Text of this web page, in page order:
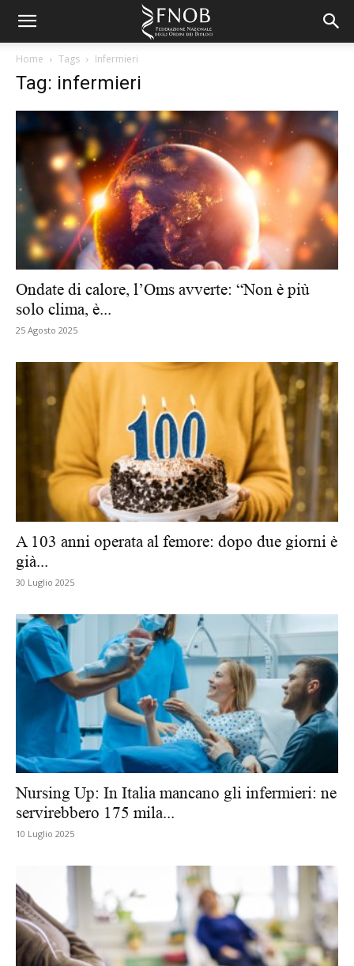
Home Tags Infermieri
Tag: infermieri
Ondate di calore, l’Oms avverte: “Non è più
solo clima, è...
25 Agosto 2025
A 103 anni operata al femore: dopo due giorni è
già...
30 Luglio 2025
Nursing Up: In Italia mancano gli infermieri: ne
servirebbero 175 mila...
10 Luglio 2025